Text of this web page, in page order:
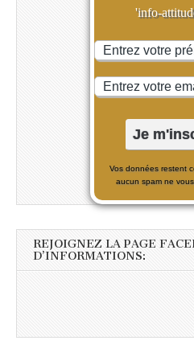
'info-
Vos données restent
aucun spam ne
REJOIGNEZ LA PAGE
D’INFORMATIONS: